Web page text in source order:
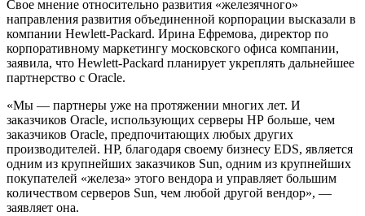
Свое мнение относительно развития «железячного»
направления развития объединенной корпорации высказали в
компании Hewlett-Packard. Ирина Ефремова, директор по
корпоративному маркетингу московского офиса компании,
заявила, что Hewlett-Packard планирует укреплять дальнейшее
партнерство с Oracle.
«Мы — партнеры уже на протяжении многих лет. И
заказчиков Oracle, использующих серверы НР больше, чем
заказчиков Oracle, предпочитающих любых других
производителей. НР, благодаря своему бизнесу EDS, является
одним из крупнейших заказчиков Sun, одним из крупнейших
покупателей «железа» этого вендора и управляет большим
количеством серверов Sun, чем любой другой вендор», —
заявляет она.